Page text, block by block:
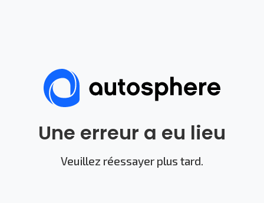
Une erreur a eu lieu
Veuillez réessayer plus tard.